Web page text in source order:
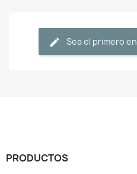
Sea el primero
PRODUCTOS